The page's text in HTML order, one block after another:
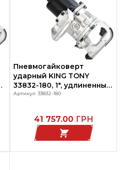
Пневмогайковерт
ударный KING TONY
33832-180, 1", удлиненный,
грузовой, 2440 Нм
Артикул: 33832-180
41 757.00 ГРН